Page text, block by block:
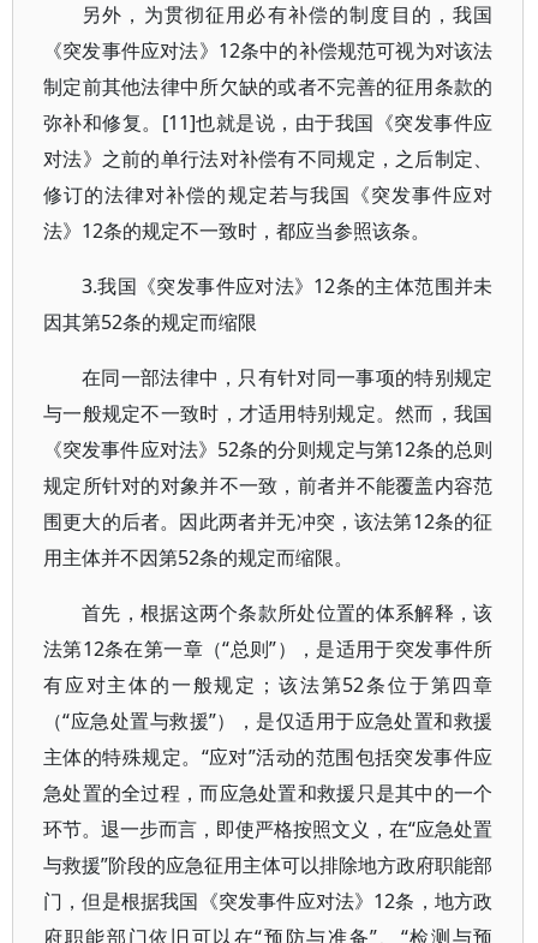
另外，为贯彻征用必有补偿的制度目的，我国
《突发事件应对法》12条中的补偿规范可视为对该法
制定前其他法律中所欠缺的或者不完善的征用条款的
弥补和修复。[11]也就是说，由于我国《突发事件应
对法》之前的单行法对补偿有不同规定，之后制定、
修订的法律对补偿的规定若与我国《突发事件应对
法》12条的规定不一致时，都应当参照该条。
3.我国《突发事件应对法》12条的主体范围并未
因其第52条的规定而缩限
在同一部法律中，只有针对同一事项的特别规定
与一般规定不一致时，才适用特别规定。然而，我国
《突发事件应对法》52条的分则规定与第12条的总则
规定所针对的对象并不一致，前者并不能覆盖内容范
围更大的后者。因此两者并无冲突，该法第12条的征
用主体并不因第52条的规定而缩限。
首先，根据这两个条款所处位置的体系解释，该
法第12条在第一章（“总则”），是适用于突发事件所
有应对主体的一般规定；该法第52条位于第四章
（“应急处置与救援”），是仅适用于应急处置和救援
主体的特殊规定。“应对”活动的范围包括突发事件应
急处置的全过程，而应急处置和救援只是其中的一个
环节。退一步而言，即使严格按照文义，在“应急处置
与救援”阶段的应急征用主体可以排除地方政府职能部
门，但是根据我国《突发事件应对法》12条，地方政
府职能部门依旧可以在“预防与准备”、“检测与预